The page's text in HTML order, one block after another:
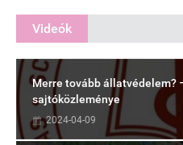
Videók
Merre tovább állatvédelem?
sajtóközleménye
2024-04-09